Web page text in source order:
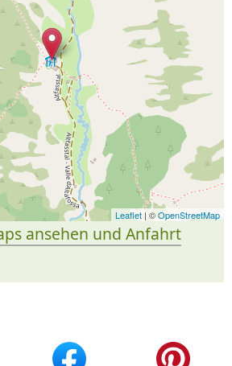
Leaflet| ©OpenStreetMap
ansehen und Anfahrt